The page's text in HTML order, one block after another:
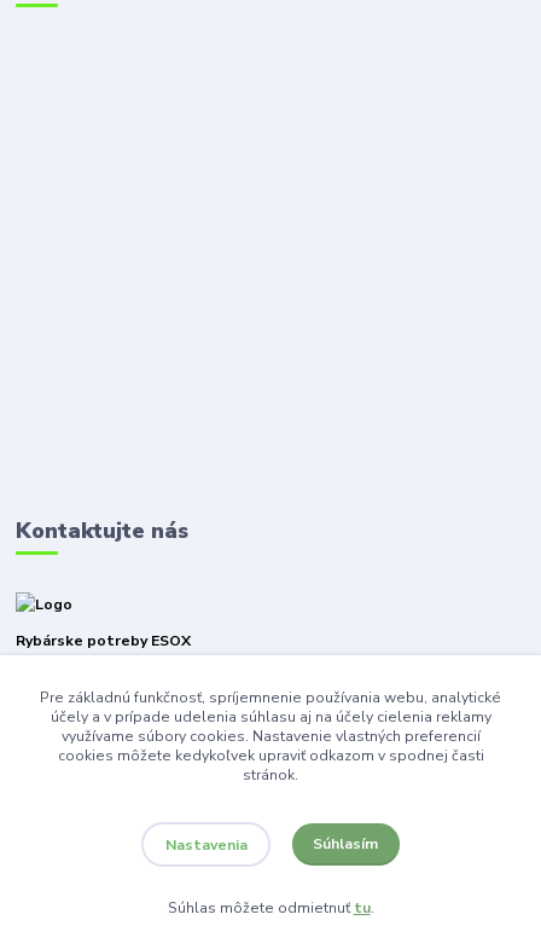
Kontaktujte nás
Rybárske potreby ESOX
+421940316471
esoxnz@gmail.com
Vytvorené na Eshop-rychlo.sk
Pre základnú funkčnosť, spríjemnenie používania webu, analytické
účely a v prípade udelenia súhlasu aj na účely cielenia reklamy
využívame súbory cookies. Nastavenie vlastných preferencií
cookies môžete kedykoľvek upraviť odkazom v spodnej časti
stránok.
Nastavenia Súhlasím
Súhlas môžete odmietnuťtu.